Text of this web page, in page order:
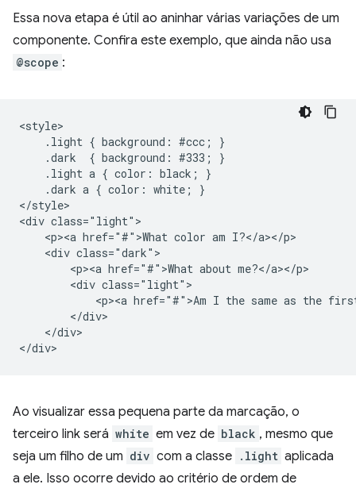
Essa nova etapa é útil ao aninhar várias variações de um
componente. Confira este exemplo, que ainda não usa
@scope :
<style>
    .light { background: #ccc; }
    .dark  { background: #333; }
    .light a { color: black; }
    .dark a { color: white; }
</style>
<div class="light">
    <p><a href="#">What color am I?</a></p>
    <div class="dark">
        <p><a href="#">What about me?</a></p>
        <div class="light">
<p><a href="#">Am I the same as the
        </div>
    </div>
Ao visualizar essa pequena parte da marcação, o
terceiro link será white em vez de black , mesmo que
seja um filho de um div com a classe .light aplicada
a ele. Isso ocorre devido ao critério de ordem de